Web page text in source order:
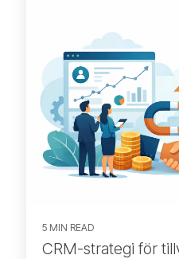
5 MIN READ
CRM-strategi för